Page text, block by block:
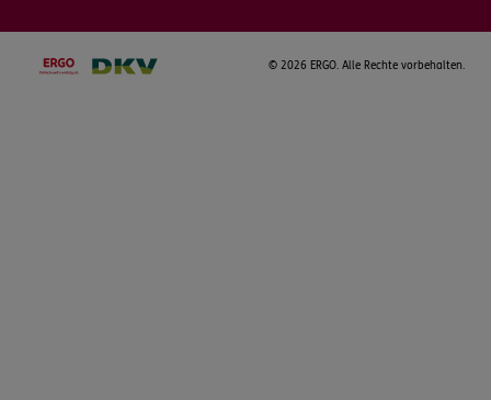
© 2026 ERGO. Alle Rechte vorbehalten.